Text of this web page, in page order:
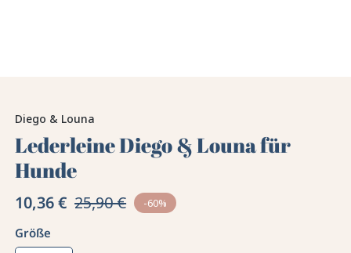
Diego & Louna
Lederleine Diego & Louna für
Hunde
10,36 € 25,90 € -60%
Größe